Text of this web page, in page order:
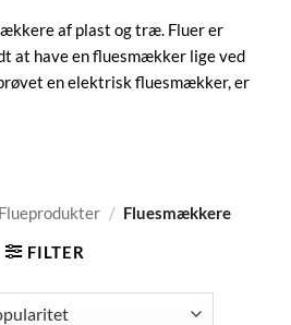
af plast og træ. Fluer er
at have en fluesmækker lige ved
en elektrisk fluesmækker, er
Flueprodukter / Fluesmækkere
FILTER